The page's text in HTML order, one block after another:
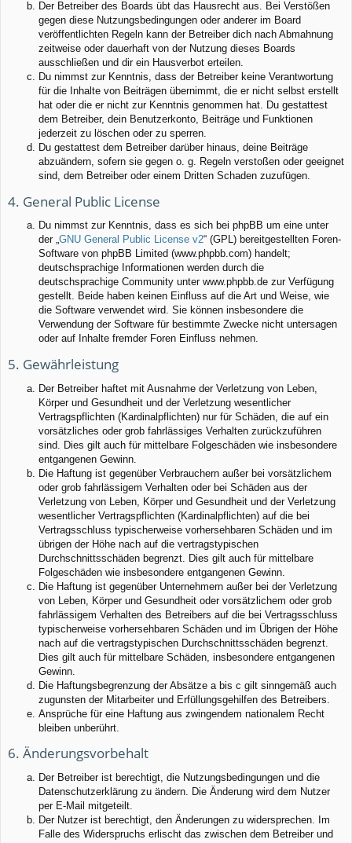
Der Betreiber des Boards übt das Hausrecht aus. Bei Verstößen
gegen diese Nutzungsbedingungen oder anderer im Board
veröffentlichten Regeln kann der Betreiber dich nach Abmahnung
zeitweise oder dauerhaft von der Nutzung dieses Boards
ausschließen und dir ein Hausverbot erteilen.
Du nimmst zur Kenntnis, dass der Betreiber keine Verantwortung
für die Inhalte von Beiträgen übernimmt, die er nicht selbst erstellt
hat oder die er nicht zur Kenntnis genommen hat. Du gestattest
dem Betreiber, dein Benutzerkonto, Beiträge und Funktionen
jederzeit zu löschen oder zu sperren.
Du gestattest dem Betreiber darüber hinaus, deine Beiträge
abzuändern, sofern sie gegen o. g. Regeln verstoßen oder geeignet
sind, dem Betreiber oder einem Dritten Schaden zuzufügen.
4. General Public License
Du nimmst zur Kenntnis, dass es sich bei phpBB um eine unter
der „GNU General Public License v2“ (GPL) bereitgestellten Foren-
Software von phpBB Limited (www.phpbb.com) handelt;
deutschsprachige Informationen werden durch die
deutschsprachige Community unter www.phpbb.de zur Verfügung
gestellt. Beide haben keinen Einfluss auf die Art und Weise, wie
die Software verwendet wird. Sie können insbesondere die
Verwendung der Software für bestimmte Zwecke nicht untersagen
oder auf Inhalte fremder Foren Einfluss nehmen.
5. Gewährleistung
Der Betreiber haftet mit Ausnahme der Verletzung von Leben,
Körper und Gesundheit und der Verletzung wesentlicher
Vertragspflichten (Kardinalpflichten) nur für Schäden, die auf ein
vorsätzliches oder grob fahrlässiges Verhalten zurückzuführen
sind. Dies gilt auch für mittelbare Folgeschäden wie insbesondere
entgangenen Gewinn.
Die Haftung ist gegenüber Verbrauchern außer bei vorsätzlichem
oder grob fahrlässigem Verhalten oder bei Schäden aus der
Verletzung von Leben, Körper und Gesundheit und der Verletzung
wesentlicher Vertragspflichten (Kardinalpflichten) auf die bei
Vertragsschluss typischerweise vorhersehbaren Schäden und im
übrigen der Höhe nach auf die vertragstypischen
Durchschnittsschäden begrenzt. Dies gilt auch für mittelbare
Folgeschäden wie insbesondere entgangenen Gewinn.
Die Haftung ist gegenüber Unternehmern außer bei der Verletzung
von Leben, Körper und Gesundheit oder vorsätzlichem oder grob
fahrlässigem Verhalten des Betreibers auf die bei Vertragsschluss
typischerweise vorhersehbaren Schäden und im Übrigen der Höhe
nach auf die vertragstypischen Durchschnittsschäden begrenzt.
Dies gilt auch für mittelbare Schäden, insbesondere entgangenen
Gewinn.
Die Haftungsbegrenzung der Absätze a bis c gilt sinngemäß auch
zugunsten der Mitarbeiter und Erfüllungsgehilfen des Betreibers.
Ansprüche für eine Haftung aus zwingendem nationalem Recht
bleiben unberührt.
6. Änderungsvorbehalt
Der Betreiber ist berechtigt, die Nutzungsbedingungen und die
Datenschutzerklärung zu ändern. Die Änderung wird dem Nutzer
per E-Mail mitgeteilt.
Der Nutzer ist berechtigt, den Änderungen zu widersprechen. Im
Falle des Widerspruchs erlischt das zwischen dem Betreiber und